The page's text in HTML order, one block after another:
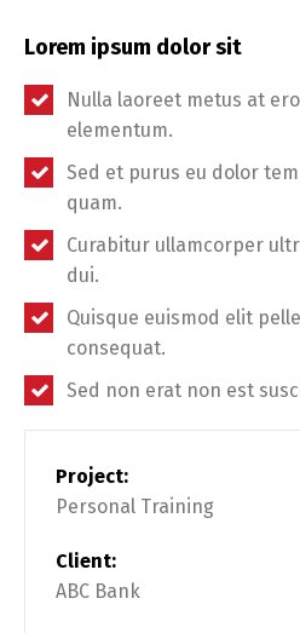
Lorem ipsum dolor sit
Nulla laoreet metus at
elementum.
Sed et purus eu dolor
quam.
Curabitur ullamcorper
dui.
Quisque euismod elit
consequat.
Sed non erat non est
Project:
Personal Training
Client:
ABC Bank